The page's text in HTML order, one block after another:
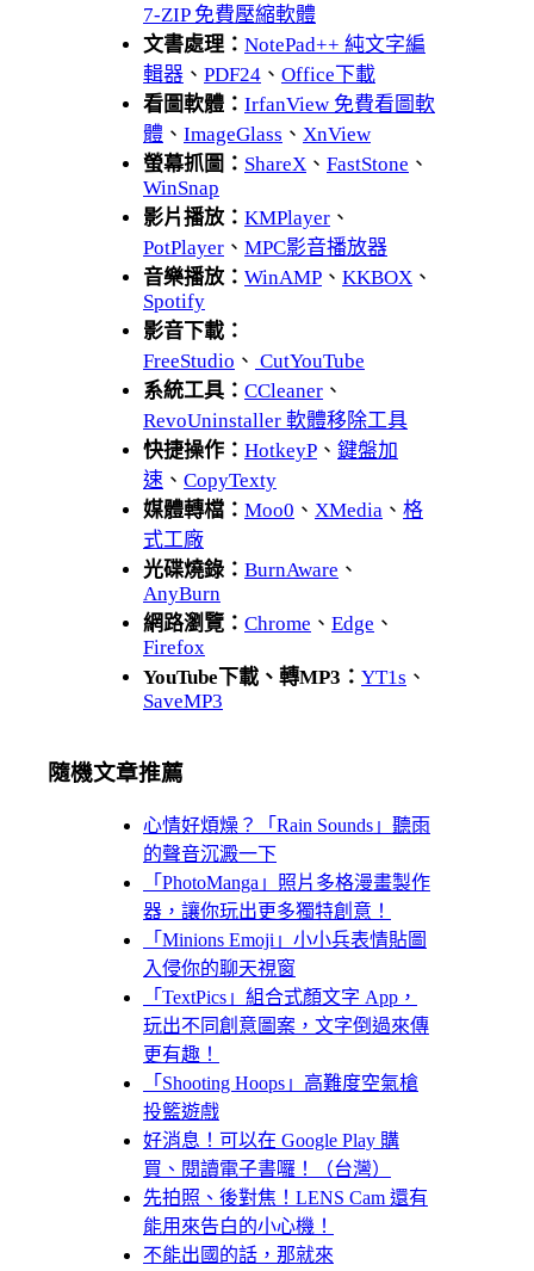
7-ZIP 免費壓縮軟體
文書處理： NotePad++ 純文字編
輯器 、 PDF24 、 Office下載
看圖軟體： IrfanView 免費看圖軟
體 、 ImageGlass 、 XnView
螢幕抓圖： ShareX 、 FastStone 、
WinSnap
影片播放： KMPlayer 、
PotPlayer 、 MPC影音播放器
音樂播放： WinAMP 、 KKBOX 、
Spotify
影音下載：
FreeStudio 、 CutYouTube
系統工具： CCleaner 、
RevoUninstaller 軟體移除工具
快捷操作： HotkeyP 、 鍵盤加
速 、 CopyTexty
媒體轉檔： Moo0 、 XMedia 、 格
式工廠
光碟燒錄： BurnAware 、
AnyBurn
網路瀏覽： Chrome 、 Edge 、
Firefox
YouTube下載、轉MP3： YT1s 、
SaveMP3
隨機文章推薦
心情好煩燥？「Rain Sounds」聽雨
的聲音沉澱一下
「PhotoManga」照片多格漫畫製作
器，讓你玩出更多獨特創意！
「Minions Emoji」小小兵表情貼圖
入侵你的聊天視窗
「TextPics」組合式顏文字 App，
玩出不同創意圖案，文字倒過來傳
更有趣！
「Shooting Hoops」高難度空氣槍
投籃遊戲
好消息！可以在 Google Play 購
買、閱讀電子書囉！（台灣）
先拍照、後對焦！LENS Cam 還有
能用來告白的小心機！
不能出國的話，那就來